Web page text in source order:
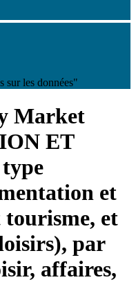
sur les données"
Market
ET
et
tourisme, et
par
affaires,